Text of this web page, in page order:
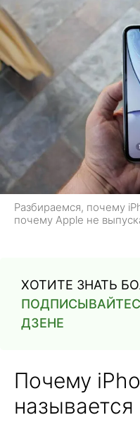
Разбираемся, почему
почему Apple не
ХОТИТЕ ЗНАТЬ
ДЗЕНЕ
Почему
называется